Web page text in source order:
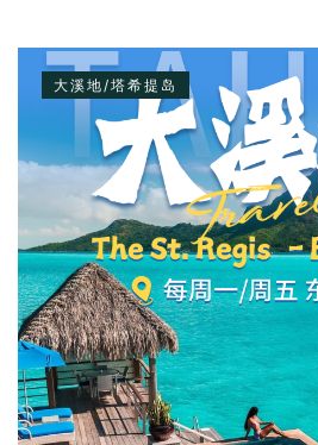
大溪地/塔希提岛